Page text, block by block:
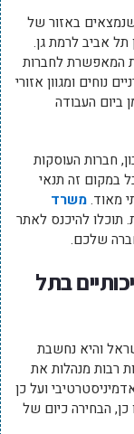
באזור של
אביב לרמת גן.
המאפשרת לחברות
נוחים ומגוון אזורי
ביום העבודה
חברות העוסקות
במקום זה תנאי
מאוד.משרד
תוכלו להיכנס לאתר
שלכם.
בתל
והיא נחשבת
רבות מנהלות את
ועל כן
כן, הבחירה כיום של